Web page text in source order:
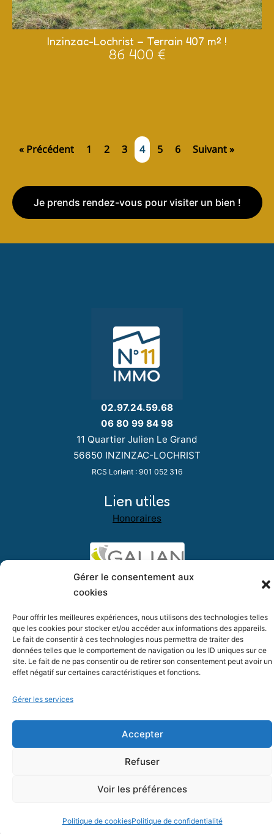
Gérer le consentement aux
cookies
Pour offrir les meilleures expériences, nous utilisons des technologies telles
que les cookies pour stocker et/ou accéder aux informations des appareils.
Le fait de consentir à ces technologies nous permettra de traiter des
données telles que le comportement de navigation ou les ID uniques sur ce
site. Le fait de ne pas consentir ou de retirer son consentement peut avoir un
effet négatif sur certaines caractéristiques et fonctions.
Gérer les services
Accepter
Refuser
Voir les préférences
Politique de cookiesPolitique de confidentialité
Inzinzac-Lochrist – Terrain 407 m² !
86 400 €
« Précédent 1 2 3 4 5 6 Suivant »
Je prends rendez-vous pour visiter un bien !
02.97.24.59.68
06 80 99 84 98
11 Quartier Julien Le Grand
56650 INZINZAC-LOCHRIST
RCS Lorient : 901 052 316
Lien utiles
Honoraires
Numero11 immo - 2026, tous droits réservés
cookies (EU)